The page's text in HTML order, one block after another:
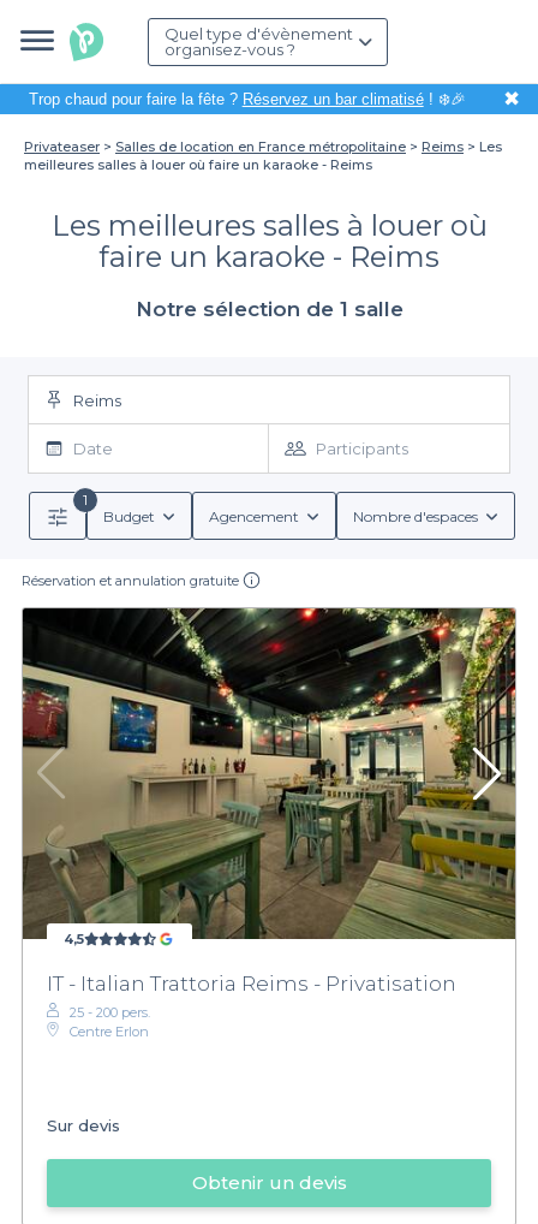
Quel type d'évènement
organisez-vous ?
Trop chaud pour faire la fête ? Réservez un bar climatisé! ❄️🎉 ✖
Privateaser Salles de location en France métropolitaine Reims
Les
meilleures salles à louer où faire un karaoke - Reims
Les meilleures salles à louer où
faire un karaoke - Reims
Notre sélection de 1 salle
Reims
Date Participants
1
Budget
Agencement Nombre d'espaces
Réservation et annulation gratuite
4,5
IT - Italian Trattoria Reims - Privatisation
25 - 200 pers.
Centre Erlon
Sur devis
Obtenir un devis